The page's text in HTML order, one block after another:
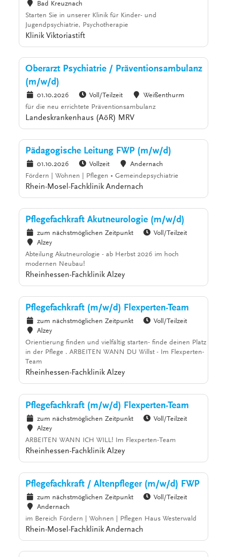
Bad Kreuznach
Starten Sie in unserer Klinik für Kinder- und
Jugendpsychiatrie, Psychotherapie
Klinik Viktoriastift
Oberarzt Psychiatrie / Präventionsambulanz
(m/w/d)
01.10.2026 Voll/Teilzeit
Weißenthurm
für die neu errichtete Präventionsambulanz
Landeskrankenhaus (AöR) MRV
Pädagogische Leitung FWP (m/w/d)
01.10.2026 Vollzeit
Andernach
Fördern | Wohnen | Pflegen • Gemeindepsychiatrie
Rhein-Mosel-Fachklinik Andernach
Pflegefachkraft Akutneurologie (m/w/d)
zum nächstmöglichen Zeitpunkt
Voll/Teilzeit
Alzey
Abteilung Akutneurologie - ab Herbst 2026 im hoch
modernen Neubau!
Rheinhessen-Fachklinik Alzey
Pflegefachkraft (m/w/d) Flexperten-Team
zum nächstmöglichen Zeitpunkt
Voll/Teilzeit
Alzey
Orientierung finden und vielfältig starten- finde deinen Platz
in der Pflege . ARBEITEN WANN DU Willst - Im Flexperten-
Team
Rheinhessen-Fachklinik Alzey
Pflegefachkraft (m/w/d) Flexperten-Team
zum nächstmöglichen Zeitpunkt
Voll/Teilzeit
Alzey
ARBEITEN WANN ICH WILL! Im Flexperten-Team
Rheinhessen-Fachklinik Alzey
Pflegefachkraft / Altenpfleger (m/w/d) FWP
zum nächstmöglichen Zeitpunkt
Voll/Teilzeit
Andernach
im Bereich Fördern | Wohnen | Pflegen Haus Westerwald
Rhein-Mosel-Fachklinik Andernach